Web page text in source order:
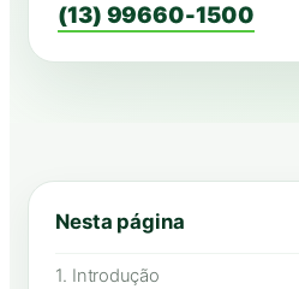
(13) 99660-1500
Nesta página
1. Introdução